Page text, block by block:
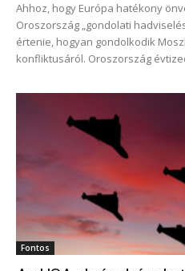
Ahhoz, hogy Európa hatékony
Oroszország „gondolati
értenie, hogyan gondolkodik
konfliktusáról. Oroszország
Fontos